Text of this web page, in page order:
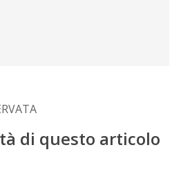
di questo articolo